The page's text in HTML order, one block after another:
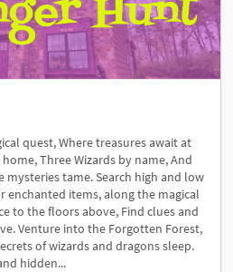
quest, Where treasures await at
Three Wizards by name, And
tame. Search high and low
enchanted items, along the magical
to the floors above, Find clues and
Venture into the Forgotten Forest,
of wizards and dragons sleep.
hidden...